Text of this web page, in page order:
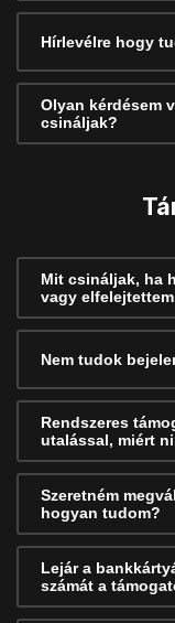
Hírlevélre hogy
Olyan kérdésem
csináljak?
Mit csináljak, ha
vagy
Nem tudok
Rendszeres
utalással, miért
Szeretném
hogyan tudom?
Lejár a
számát a